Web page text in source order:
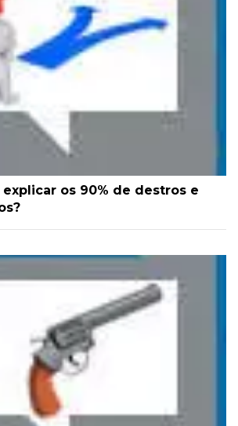
os 90% de destros e